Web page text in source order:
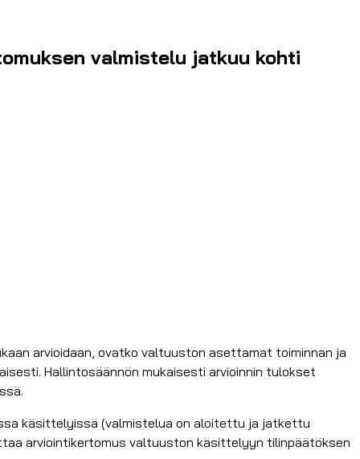
valmistelu jatkuu kohti
arvioidaan, ovatko valtuuston asettamat toiminnan ja
Hallintosäännön mukaisesti arvioinnin tulokset
käsittelyissä (valmistelua on aloitettu ja jatkettu
arviointikertomus valtuuston käsittelyyn tilinpäätöksen